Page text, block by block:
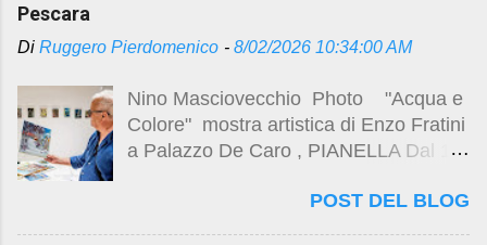
ex colonia a forma di aeroplano torna
dell'Università D'Annunzio
https://www.rainews.it/tgr/abruzzo/vide
o/2026/07/riapertura-stella-maris-
dannunzio-montesilvano-422f0704-
acc0-4b79-90fd-ec0fce3d7b7b.html
Pescara
Di Ruggero Pierdomenico - 8/02/2026 10:34:00 AM
Nino Masciovecchio Photo "Acqua e
Colore" mostra artistica di Enzo Fratini
a Palazzo De Caro , PIANELLA Dal 1°
https://studio.ruggeropierdomenicodott
POST DEL BLOG